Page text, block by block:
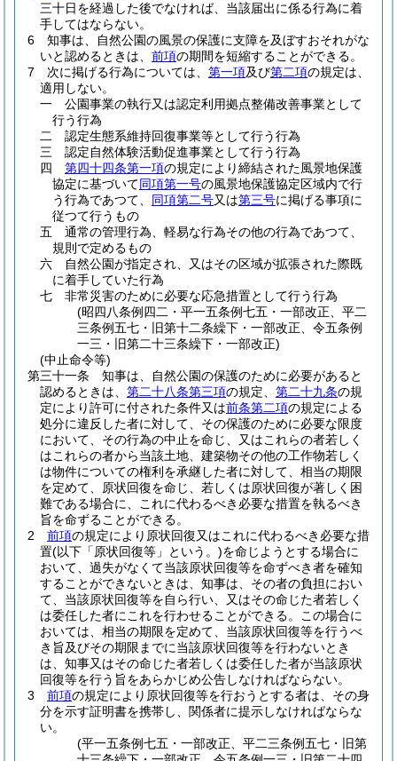
三十日を経過した後でなければ、当該届出に係る行為に着
手してはならない。
6
知事は、自然公園の風景の保護に支障を及ぼすおそれがな
いと認めるときは、 前項の期間を短縮することができる。
7
次に掲げる行為については、 第一項及び第二項の規定は、
適用しない。
一
公園事業の執行又は認定利用拠点整備改善事業として
行う行為
二
認定生態系維持回復事業等として行う行為
三
認定自然体験活動促進事業として行う行為
四
第四十四条第一項の規定により締結された風景地保護
協定に基づいて同項第一号の風景地保護協定区域内で行
う行為であつて、 同項第二号又は第三号に掲げる事項に
従つて行うもの
五
通常の管理行為、軽易な行為その他の行為であつて、
規則で定めるもの
六
自然公園が指定され、又はその区域が拡張された際既
に着手していた行為
七
非常災害のために必要な応急措置として行う行為
(昭四八条例四二・平一五条例七五・一部改正、平二
三条例五七・旧第十二条繰下・一部改正、令五条例
一三・旧第二十三条繰下・一部改正)
(中止命令等)
第三十一条
知事は、自然公園の保護のために必要があると
認めるときは、 第二十八条第三項の規定、 第二十九条の規
定により許可に付された条件又は前条第二項の規定による
処分に違反した者に対して、その保護のために必要な限度
において、その行為の中止を命じ、又はこれらの者若しく
はこれらの者から当該土地、建築物その他の工作物若しく
は物件についての権利を承継した者に対して、相当の期限
を定めて、原状回復を命じ、若しくは原状回復が著しく困
難である場合に、これに代わるべき必要な措置を執るべき
旨を命ずることができる。
2
前項の規定により原状回復又はこれに代わるべき必要な措
置(以下「原状回復等」という。)を命じようとする場合に
おいて、過失がなくて当該原状回復等を命ずべき者を確知
することができないときは、知事は、その者の負担におい
て、当該原状回復等を自ら行い、又はその命じた者若しく
は委任した者にこれを行わせることができる。
この場合に
おいては、相当の期限を定めて、当該原状回復等を行うべ
き旨及びその期限までに当該原状回復等を行わないとき
は、知事又はその命じた者若しくは委任した者が当該原状
回復等を行う旨をあらかじめ公告しなければならない。
3
前項の規定により原状回復等を行おうとする者は、その身
分を示す証明書を携帯し、関係者に提示しなければならな
い。
(平一五条例七五・一部改正、平二三条例五七・旧第